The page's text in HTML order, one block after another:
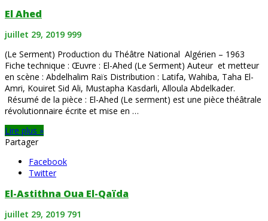
El Ahed
juillet 29, 2019 999
(Le Serment) Production du Théâtre National Algérien – 1963
Fiche technique : Œuvre : El-Ahed (Le Serment) Auteur et metteur
en scène : Abdelhalim Raïs Distribution : Latifa, Wahiba, Taha El-
Amri, Kouiret Sid Ali, Mustapha Kasdarli, Alloula Abdelkader.
Résumé de la pièce : El-Ahed (Le serment) est une pièce théâtrale
révolutionnaire écrite et mise en …
Lire plus »
Partager
Facebook
Twitter
El-Astithna Oua El-Qaïda
juillet 29, 2019 791